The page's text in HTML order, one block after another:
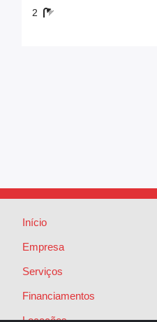
2
Início
Empresa
Serviços
Financiamentos